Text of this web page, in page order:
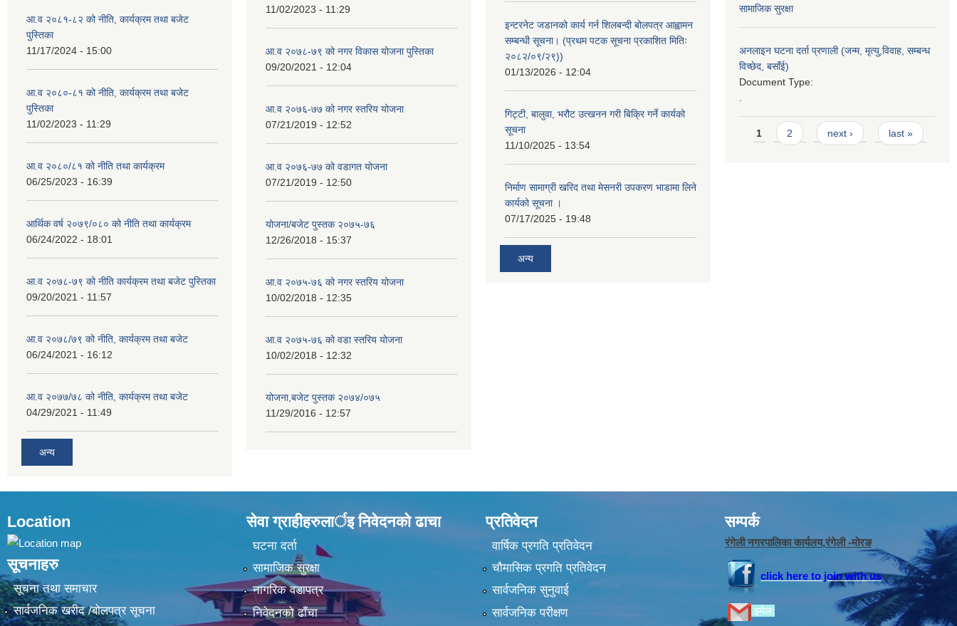
आ.व २०८१-८२ को नीति, कार्यक्रम तथा बजेट
पुस्तिका
11/17/2024 - 15:00
आ.व २०८०-८१ को नीति, कार्यक्रम तथा बजेट
पुस्तिका
11/02/2023 - 11:29
आ.व २०८०/८१ को नीति तथा कार्यक्रम
06/25/2023 - 16:39
आर्थिक वर्ष २०७९/०८० को नीति तथा कार्यक्रम
06/24/2022 - 18:01
आ.व २०७८-७९ को नीति कार्यक्रम तथा बजेट पुस्तिका
09/20/2021 - 11:57
आ.व २०७८/७९ को नीति, कार्यक्रम तथा बजेट
06/24/2021 - 16:12
आ.व २०७७/७८ को नीति, कार्यक्रम तथा बजेट
04/29/2021 - 11:49
अन्य
11/02/2023 - 11:29
आ.व २०७८-७९ को नगर विकास योजना पुस्तिका
09/20/2021 - 12:04
आ.व २०७६-७७ को नगर स्तरिय योजना
07/21/2019 - 12:52
आ.व २०७६-७७ को वडागत योजना
07/21/2019 - 12:50
योजना/बजेट पुस्तक २०७५-७६
12/26/2018 - 15:37
आ.व २०७५-७६ को नगर स्तरिय योजना
10/02/2018 - 12:35
आ.व २०७५-७६ को वडा स्तरिय योजना
10/02/2018 - 12:32
योजना,बजेट पुस्तक २०७४/०७५
11/29/2016 - 12:57
इन्टरनेट जडानको कार्य गर्न शिलबन्दी बोलपत्र आह्वामन
सम्बन्धी सूचना। (प्रथम पटक सूचना प्रकाशित मितिः
२०८२/०९/२९))
01/13/2026 - 12:04
गिट्टी, बालुवा, भरौट उत्खनन गरी बिक्रि गर्ने कार्यको
सूचना
11/10/2025 - 13:54
निर्माण सामाग्री खरिद तथा मेसनरी उपकरण भाडामा लिने
कार्यको सूचना ।
07/17/2025 - 19:48
अन्य
सामाजिक सुरक्षा
अनलाइन घटना दर्ता प्रणाली (जन्म, मृत्यु,विवाह, सम्बन्ध
विच्छेद, बसाँई)
Document Type:
Pages
1 2 next › last »
Location
सूचनाहरु
सूचना तथा समाचार
सार्वजनिक खरीद /बोलपत्र सूचना
सेवा ग्राहीहरुलार्इ निवेदनकाे ढा‍चा
घटना दर्ता
सामाजिक सुरक्षा
नागरिक वडापत्र
निवेदनको ढाँचा
प्रतिवेदन
वार्षिक प्रगति प्रतिवेदन
चौमासिक प्रगति प्रतिवेदन
सार्वजनिक सुनुवाई
सार्वजनिक परीक्षण
सम्पर्क
रंगेली नगरपालिका कार्यलय,रंगेली -मोरङ
click here to join with us
इमेल: